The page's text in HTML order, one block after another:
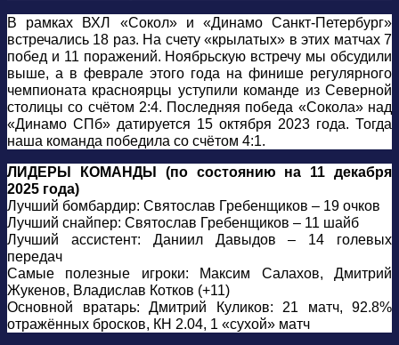
В рамках ВХЛ «Сокол» и «Динамо Санкт-Петербург»
встречались 18 раз. На счету «крылатых» в этих матчах 7
побед и 11 поражений. Ноябрьскую встречу мы обсудили
выше, а в феврале этого года на финише регулярного
чемпионата красноярцы уступили команде из Северной
столицы со счётом 2:4. Последняя победа «Сокола» над
«Динамо СПб» датируется 15 октября 2023 года. Тогда
наша команда победила со счётом 4:1.
ЛИДЕРЫ КОМАНДЫ (по состоянию на 11 декабря
2025 года)
Лучший бомбардир: Святослав Гребенщиков – 19 очков
Лучший снайпер: Святослав Гребенщиков – 11 шайб
Лучший ассистент: Даниил Давыдов – 14 голевых
передач
Самые полезные игроки: Максим Салахов, Дмитрий
Жукенов, Владислав Котков (+11)
Основной вратарь: Дмитрий Куликов: 21 матч, 92.8%
отражённых бросков, КН 2.04, 1 «сухой» матч